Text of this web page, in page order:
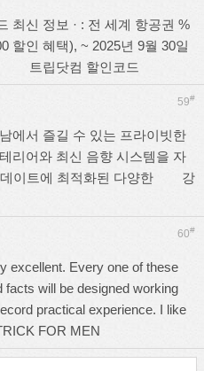
최신 정보 · : 전 세계 항공권 %
할인 혜택), ~ 2025년 9월 30일
이
트립닷컴 할인코드
59#
에서 즐길 수 있는 프라이빗한
리어와 최신 음향 시스템을 자
데이트에 최적화된 다양한 강
60#
excellent. Every one of these
facts will be designed working
practical experience. I like
FOR MEN